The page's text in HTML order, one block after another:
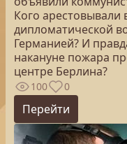
Кого арестовывали
дипломатической
Германией? И
накануне пожара
центре Берлина?
100 0
Перейти